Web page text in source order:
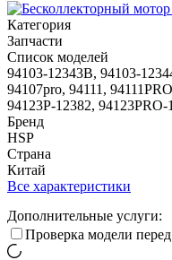
Категория
Запчасти
Список моделей
94103-12343B, 94103-
94107pro, 94111,
94123P-12382,
Бренд
HSP
Страна
Китай
Все характеристики
Дополнительные услуги:
Проверка модели